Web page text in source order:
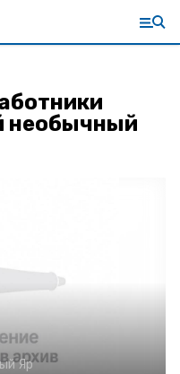
необычный
Яр